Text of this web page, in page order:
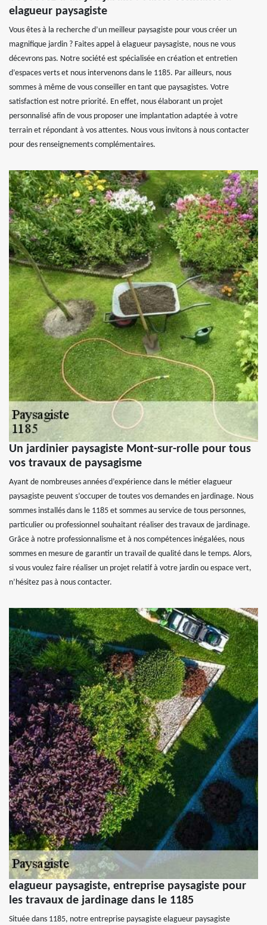
elagueur paysagiste
Vous êtes à la recherche d’un meilleur paysagiste pour vous créer un
magnifique jardin ? Faites appel à elagueur paysagiste, nous ne vous
décevrons pas. Notre société est spécialisée en création et entretien
d’espaces verts et nous intervenons dans le 1185. Par ailleurs, nous
sommes à même de vous conseiller en tant que paysagistes. Votre
satisfaction est notre priorité. En effet, nous élaborant un projet
personnalisé afin de vous proposer une implantation adaptée à votre
terrain et répondant à vos attentes. Nous vous invitons à nous contacter
pour des renseignements complémentaires.
Un jardinier paysagiste Mont-sur-rolle pour tous
vos travaux de paysagisme
Ayant de nombreuses années d’expérience dans le métier elagueur
paysagiste peuvent s’occuper de toutes vos demandes en jardinage. Nous
sommes installés dans le 1185 et sommes au service de tous personnes,
particulier ou professionnel souhaitant réaliser des travaux de jardinage.
Grâce à notre professionnalisme et à nos compétences inégalées, nous
sommes en mesure de garantir un travail de qualité dans le temps. Alors,
si vous voulez faire réaliser un projet relatif à votre jardin ou espace vert,
n’hésitez pas à nous contacter.
elagueur paysagiste, entreprise paysagiste pour
les travaux de jardinage dans le 1185
Située dans 1185, notre entreprise paysagiste elagueur paysagiste